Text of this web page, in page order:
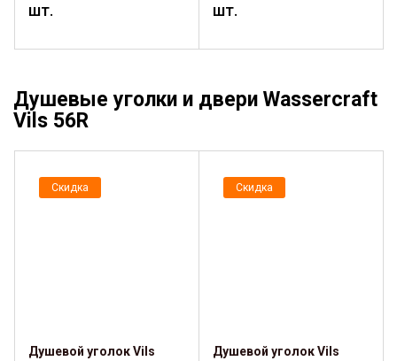
шт.
шт.
Душевые уголки и двери Wassercraft
Vils 56R
Скидка
Душевой уголок Vils
Скидка
Душевой уголок Vils